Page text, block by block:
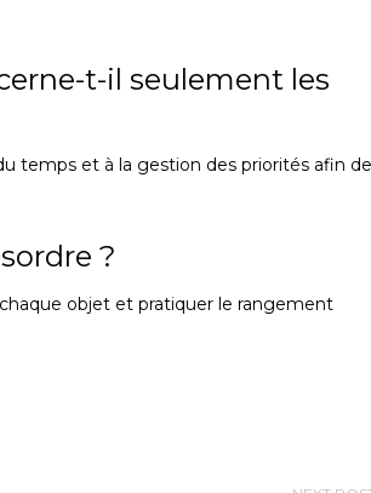
t-il seulement les
temps et à la gestion des priorités afin de
?
objet et pratiquer le rangement